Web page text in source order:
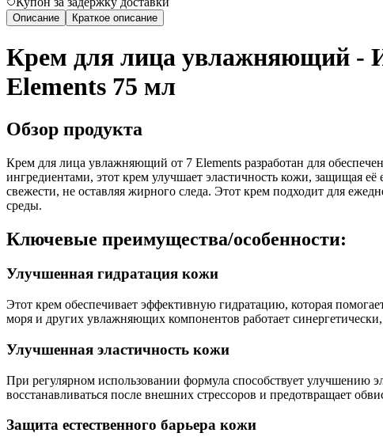
Описание Краткое описание
Крем для лица увлажняющий -
Elements 75 мл
Обзор продукта
Крем для лица увлажняющий от 7 Elements разработан для
ингредиентами, этот крем улучшает эластичность кожи, защищая
свежести, не оставляя жирного следа. Этот крем подходит для
среды.
Ключевые преимущества/особенности:
Улучшенная гидратация кожи
Этот крем обеспечивает эффективную гидратацию, которая
моря и других увлажняющих компонентов работает
Улучшенная эластичность кожи
При регулярном использовании формула способствует улучшению
восстанавливаться после внешних стрессоров и предотвращает
Защита естественного барьера кожи